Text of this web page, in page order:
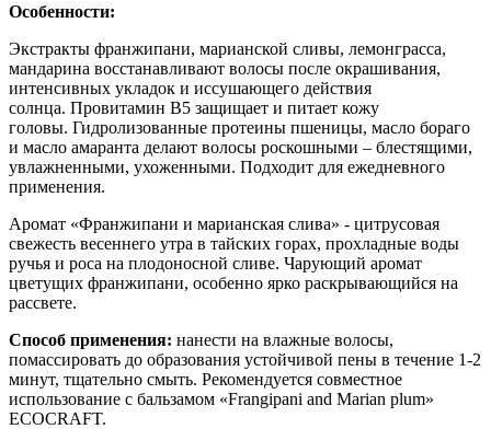
Особенности:
Экстракты франжипани, марианской сливы, лемонграсса,
мандарина восстанавливают волосы после окрашивания,
интенсивных укладок и иссушающего действия
солнца. Провитамин В5 защищает и питает кожу
головы. Гидролизованные протеины пшеницы, масло бораго
и масло амаранта делают волосы роскошными – блестящими,
увлажненными, ухоженными. Подходит для ежедневного
применения.
Аромат «Франжипани и марианская слива» - цитрусовая
свежесть весеннего утра в тайских горах, прохладные воды
ручья и роса на плодоносной сливе. Чарующий аромат
цветущих франжипани, особенно ярко раскрывающийся на
рассвете.
Способ применения: нанести на влажные волосы,
помассировать до образования устойчивой пены в течение 1-2
минут, тщательно смыть. Рекомендуется совместное
использование с бальзамом «Frangipani and Marian plum»
ECOCRAFT.